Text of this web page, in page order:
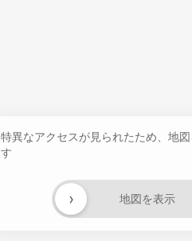
特異なアクセスが見られたため、地
す
地図を表示
›